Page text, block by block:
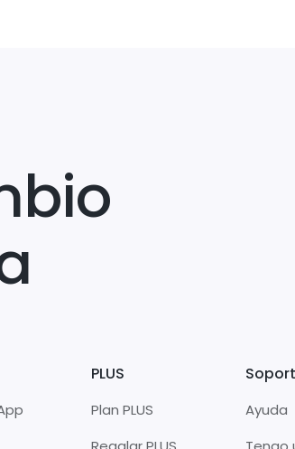
PLUS
Plan PLUS
Ayuda